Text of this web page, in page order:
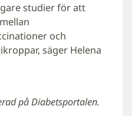
studier för att
och
säger Helena
på Diabetsportalen.